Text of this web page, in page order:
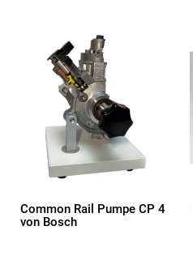
Common Rail Pumpe CP 4
von Bosch